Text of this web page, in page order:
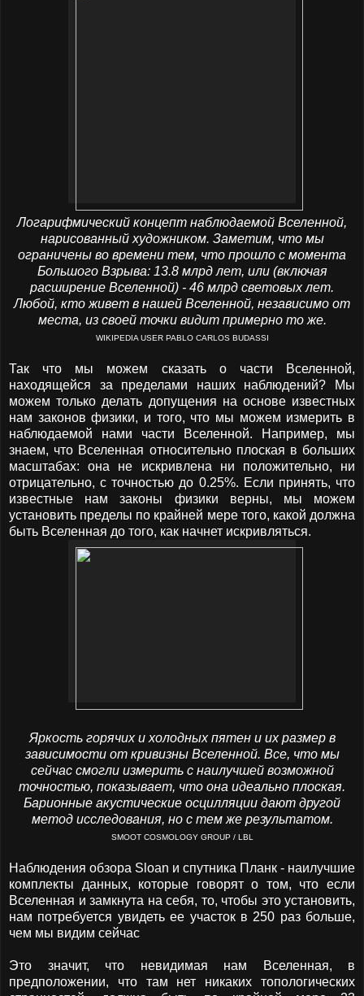
Логарифмический концепт наблюдаемой Вселенной,
нарисованный художником. Заметим, что мы
ограничены во времени тем, что прошло с момента
Большого Взрыва: 13.8 млрд лет, или (включая
расширение Вселенной) - 46 млрд световых лет.
Любой, кто живет в нашей Вселенной, независимо от
места, из своей точки видит примерно то же.
WIKIPEDIA USER PABLO CARLOS BUDASSI
Так что мы можем сказать о части Вселенной,
находящейся за пределами наших наблюдений? Мы
можем только делать допущения на основе известных
нам законов физики, и того, что мы можем измерить в
наблюдаемой нами части Вселенной. Например, мы
знаем, что Вселенная относительно плоская в больших
масштабах: она не искривлена ни положительно, ни
отрицательно, с точностью до 0.25%. Если принять, что
известные нам законы физики верны, мы можем
установить пределы по крайней мере того, какой должна
быть Вселенная до того, как начнет искривляться.
Яркость горячих и холодных пятен и их размер в
зависимости от кривизны Вселенной. Все, что мы
сейчас смогли измерить с наилучшей возможной
точностью, показывает, что она идеально плоская.
Барионные акустические осцилляции дают другой
метод исследования, но с тем же результатом.
SMOOT COSMOLOGY GROUP / LBL
Наблюдения обзора Sloan и спутника Планк - наилучшие
комплекты данных, которые говорят о том, что если
Вселенная и замкнута на себя, то, чтобы это установить,
нам потребуется увидеть ее участок в 250 раз больше,
чем мы видим сейчас
Это значит, что невидимая нам Вселенная, в
предположении, что там нет никаких топологических